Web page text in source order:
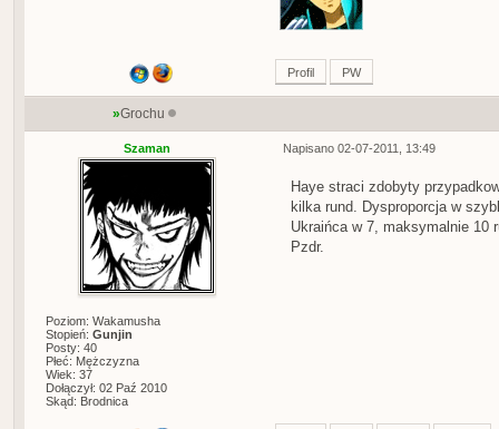
Profil PW
»Grochu
Szaman
Poziom: Wakamusha
Stopień: Gunjin
Posty: 40
Płeć: Mężczyzna
Wiek: 37
Dołączył: 02 Paź 2010
Skąd: Brodnica
Napisano 02-07-2011, 13:49
Haye straci zdobyty
kilka rund. Dysproporcja w
Ukraińca w 7, maksymalnie 10
Pzdr.